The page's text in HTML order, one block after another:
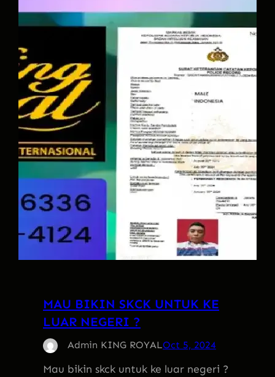
MAU BIKIN SKCK UNTUK KE
LUAR NEGERI ?
Admin KING ROYALOct 5, 2024
Mau bikin skck untuk ke luar negeri ?